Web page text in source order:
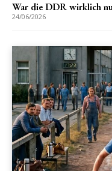
War die DDR wirklich
24/06/2026